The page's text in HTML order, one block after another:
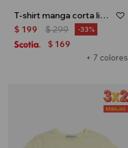
T-shirt manga corta lisa - Blanco
+ 7 colores
$ 199 $299 33
$ 169